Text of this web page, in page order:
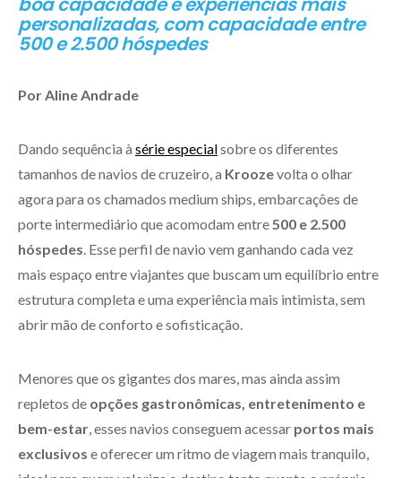
personalizadas, com capacidade entre
500 e 2.500 hóspedes
Por Aline Andrade
Dando sequência à série especialsobre os diferentes
tamanhos de navios de cruzeiro, a Kroozevolta o olhar
agora para os chamados medium ships, embarcações de
porte intermediário que acomodam entre 500 e 2.500
hóspedes . Esse perfil de navio vem ganhando cada vez
mais espaço entre viajantes que buscam um equilíbrio entre
estrutura completa e uma experiência mais intimista, sem
abrir mão de conforto e sofisticação.
Menores que os gigantes dos mares, mas ainda assim
repletos de opções gastronômicas, entretenimento e
bem-estar , esses navios conseguem acessar portos mais
exclusivos e oferecer um ritmo de viagem mais tranquilo,